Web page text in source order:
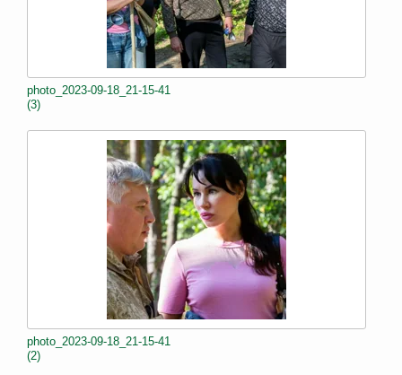
photo_2023-09-18_21-15-41
(3)
photo_2023-09-18_21-15-41
(2)